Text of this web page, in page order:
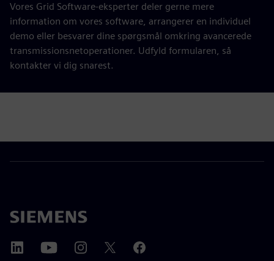
Vores Grid Software-eksperter deler gerne mere
information om vores software, arrangerer en individuel
demo eller besvarer dine spørgsmål omkring avancerede
transmissionsnetoperationer. Udfyld formularen, så
kontakter vi dig snarest.